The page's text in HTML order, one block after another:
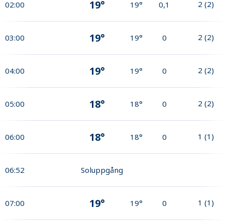
02:00 19° 19° 0,1 2 (2)
03:00 19° 19° 0 2 (2)
04:00 19° 19° 0 2 (2)
05:00 18° 18° 0 2 (2)
06:00 18° 18° 0 1 (1)
06:52 Soluppgång
07:00 19° 19° 0 1 (1)